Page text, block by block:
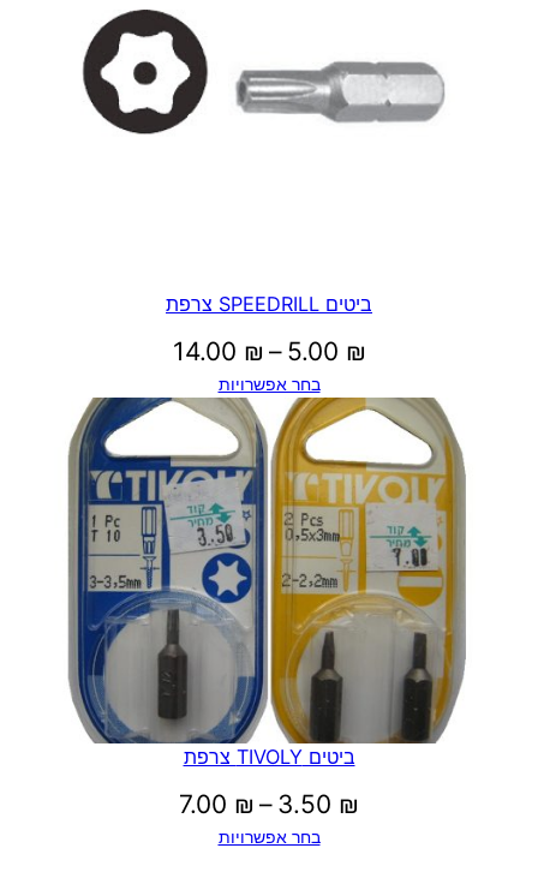
ביטים SPEEDRILL צרפת
5.00 ₪
–
14.00 ₪
⁦5.00 ₪⁩
עד
בחר אפשרויות
ביטים TIVOLY צרפת
3.50 ₪
–
7.00 ₪
בחר אפשרויות